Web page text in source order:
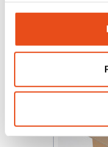
polohe s
Identifikovať
Viac informácií o
údaje, nájdete v
o používaní súborov